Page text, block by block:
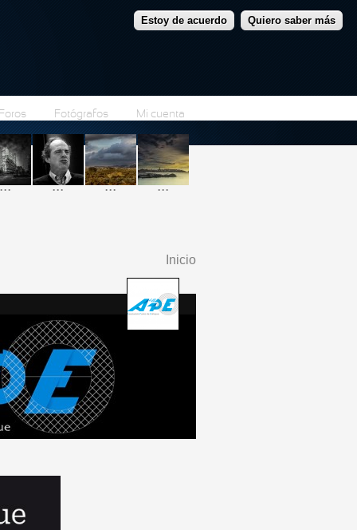
Estoy de acuerdo Quiero saber más
Fotógrafos Mi cuenta
... ... ... ...
Se encuentra usted
aquí
Inicio